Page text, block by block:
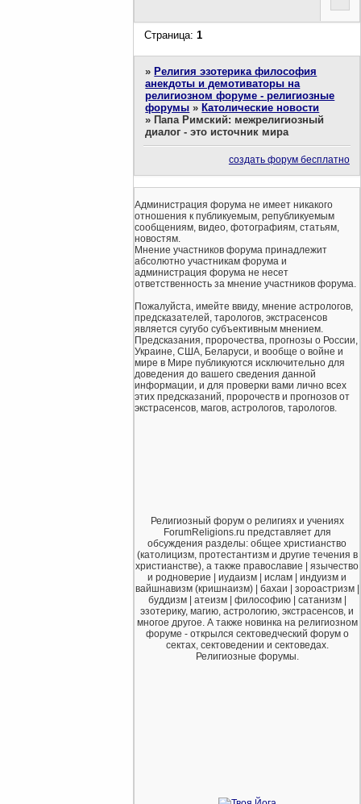
Страница:1
» Религия эзотерика философия
анекдоты и демотиваторы на
религиозном форуме - религиозные
форумы » Католические новости
» Папа Римский: межрелигиозный
диалог - это источник мира
создать форум бесплатно
Администрация форума не имеет никакого
отношения к публикуемым, републикуемым
сообщениям, видео, фотографиям, статьям,
новостям.
Мнение участников форума принадлежит
абсолютно участникам форума и
администрация форума не несет
ответственность за мнение участников форума.
Пожалуйста, имейте ввиду, мнение астрологов,
предсказателей, тарологов, экстрасенсов
является сугубо субъективным мнением.
Предсказания, пророчества, прогнозы о России,
Украине, США, Беларуси, и вообще о войне и
мире в Мире публикуются исключительно для
доведения до вашего сведения данной
информации, и для проверки вами лично всех
этих предсказаний, пророчеств и прогнозов от
экстрасенсов, магов, астрологов, тарологов.
Религиозный форум о религиях и учениях
ForumReligions.ru представляет для
обсуждения разделы: общее христианство
(католицизм, протестантизм и другие течения в
христианстве), а также православие | язычество
и родноверие | иудаизм | ислам | индуизм и
вайшнавизм (кришнаизм) | бахаи | зороастризм |
буддизм | атеизм | философию | сатанизм |
эзотерику, магию, астрологию, экстрасенсов, и
многое другое. А также новинка на религиозном
форуме - открылся сектоведческий форум о
сектах, сектоведении и сектоведах.
Религиозные форумы.